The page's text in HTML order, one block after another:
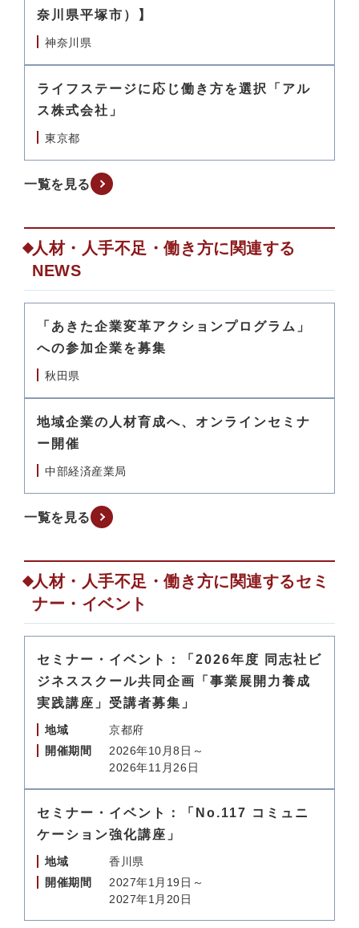
奈川県平塚市）】
神奈川県
ライフステージに応じ働き方を選択「アル
ス株式会社」
東京都
一覧を見る
人材・人手不足・働き方に関連する
NEWS
「あきた企業変革アクションプログラム」
への参加企業を募集
秋田県
地域企業の人材育成へ、オンラインセミナ
ー開催
中部経済産業局
一覧を見る
人材・人手不足・働き方に関連するセミ
ナー・イベント
セミナー・イベント：「2026年度 同志社ビ
ジネススクール共同企画「事業展開力養成
実践講座」受講者募集」
地域
京都府
開催期間
2026年10月8日～
2026年11月26日
セミナー・イベント：「No.117 コミュニ
ケーション強化講座」
地域
香川県
開催期間
2027年1月19日～
2027年1月20日